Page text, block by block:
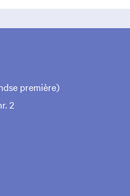
première)
2